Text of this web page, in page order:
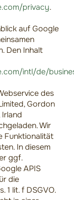
privacy.
auf Google
Den Inhalt
intl/de/
des
Gordon
Wir
Funktionalität
In diesem
ggf.
APIS
die
1 lit. f DSGVO.